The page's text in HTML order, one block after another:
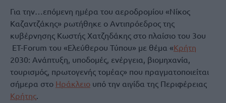
Για την…επόμενη ημέρα του αεροδρομίου «Νίκος
Καζαντζάκης» ρωτήθηκε ο Αντιπρόεδρος της
κυβέρνησης Κωστής Χατζηδάκης στο πλαίσιο του 3ου
ET-Forum του «Ελεύθερου Τύπου» με θέμα «Κρήτη
2030: Ανάπτυξη, υποδομές, ενέργεια, βιομηχανία,
τουρισμός, πρωτογενής τομέας» που πραγματοποιείται
σήμερα στο Ηράκλειο υπό την αιγίδα της Περιφέρειας
Κρήτης.